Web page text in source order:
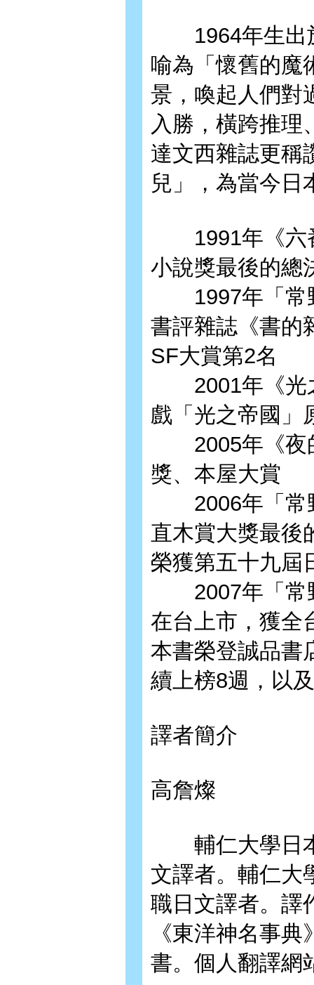
1964年生出
喻為「懷舊的魔
景，喚起人們對
入勝，橫跨推理
達文西雜誌更稱
兒」，為當今日
1991年《六
小說獎最後的總
1997年「常
書評雜誌《書的
SF大賞第2名
2001年《光
戲「光之帝國」
2005年《夜
獎、本屋大賞
2006年「常
直木賞大獎最後
榮獲第五十九屆
2007年「常
在台上市，獲全
本書榮登誠品書
續上榜8週，以
譯者簡介
高詹燦
輔仁大學日本
文譯者。輔仁大
職日文譯者。譯
《東洋神名事
書。個人翻譯網